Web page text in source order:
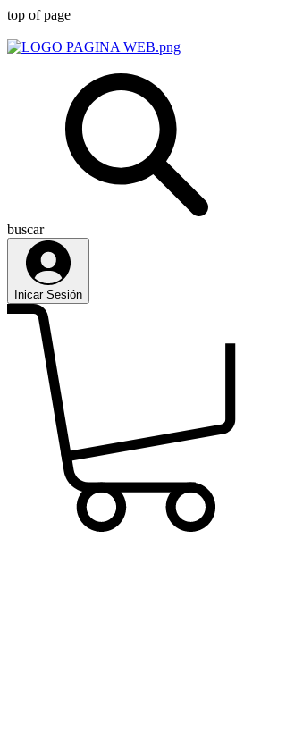
top of page
buscar
Inicar Sesión